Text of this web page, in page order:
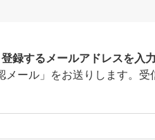
録するメールアドレスを入力
ール」をお送りします。受